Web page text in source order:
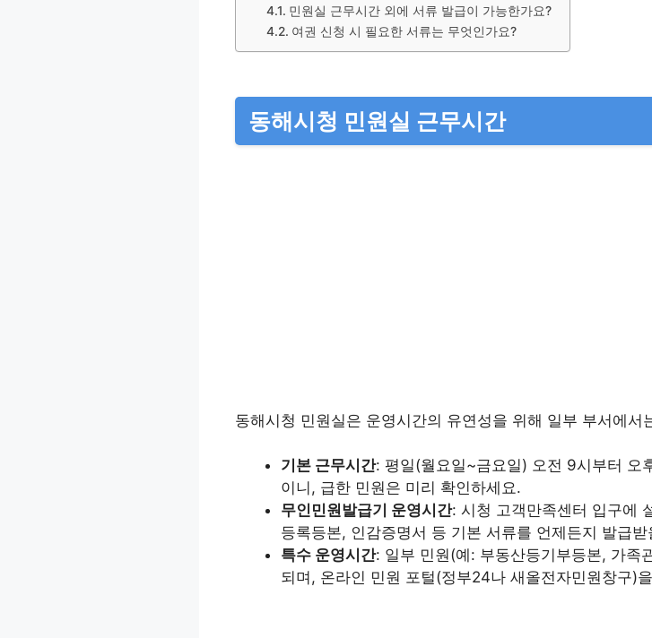
민원실 근무시간 외에 서류 발급이 가능한가요?
여권 신청 시 필요한 서류는 무엇인가요?
동해시청 민원실 근무시간
동해시청 민원실은 운영시간의 유연성을 위해 일부 부서에
기본 근무시간: 평일(월요일~금요일) 오전 9시부터 오
이니, 급한 민원은 미리 확인하세요.
무인민원발급기 운영시간: 시청 고객만족센터 입구에
등록등본, 인감증명서 등 기본 서류를 언제든지 발급
특수 운영시간: 일부 민원(예: 부동산등기부등본, 가족
되며, 온라인 민원 포털(정부24나 새올전자민원창구)